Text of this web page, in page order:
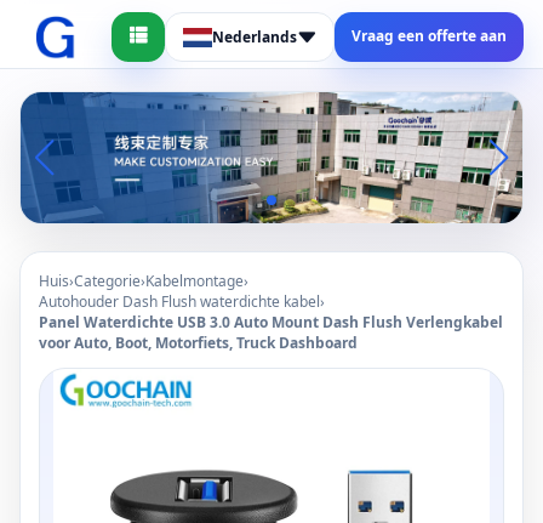
Nederlands Vraag een offerte aan
Huis›Categorie›Kabelmontage›
Autohouder Dash Flush waterdichte kabel›
Panel Waterdichte USB 3.0 Auto Mount Dash Flush Verlengkabel
voor Auto, Boot, Motorfiets, Truck Dashboard